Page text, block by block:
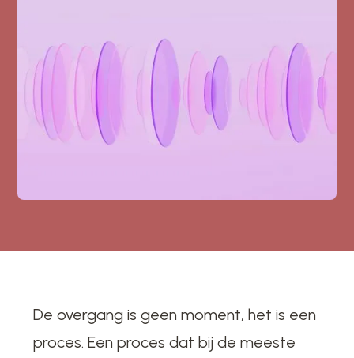
De overgang is geen moment, het is een
proces. Een proces dat bij de meeste